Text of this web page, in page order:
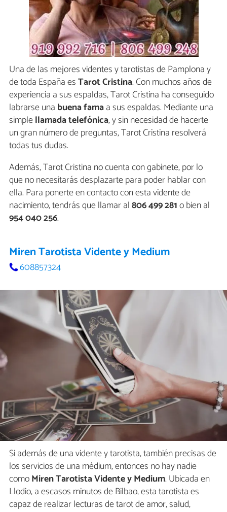
Una de las mejores videntes y tarotistas de Pamplona y
de toda España esTarot Cristina. Con muchos años de
experiencia a sus espaldas, Tarot Cristina ha conseguido
labrarse una buena famaa sus espaldas. Mediante una
simplellamada telefónica, y sin necesidad de hacerte
un gran número de preguntas, Tarot Cristina resolverá
todas tus dudas.
Además, Tarot Cristina no cuenta con gabinete, por lo
que no necesitarás desplazarte para poder hablar con
ella. Para ponerte en contacto con esta vidente de
nacimiento, tendrás que llamar al806 499 281o bien al
954 040 256.
Miren Tarotista Vidente y Medium
608857324
Si además de una vidente y tarotista, también precisas de
los servicios de una médium, entonces no hay nadie
comoMiren Tarotista Vidente y Medium. Ubicada en
Llodio, a escasos minutos de Bilbao, esta tarotista es
capaz de realizar lecturas de tarot de amor, salud,